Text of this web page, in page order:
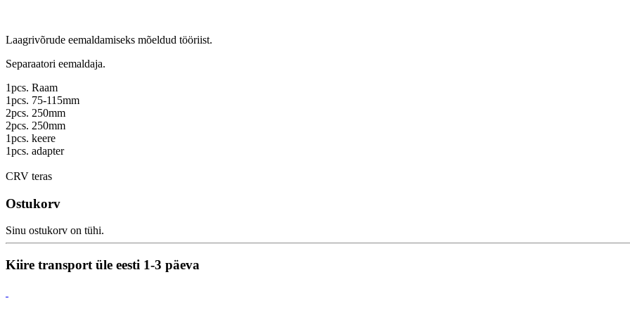
Laagrivõrude eemaldamiseks mõeldud tööriist.
Separaatori eemaldaja.
1pcs. Raam
1pcs. 75-115mm
2pcs. 250mm
2pcs. 250mm
1pcs. keere
1pcs. adapter
CRV teras
Ostukorv
Sinu ostukorv on tühi.
Kiire transport üle eesti 1-3 päeva